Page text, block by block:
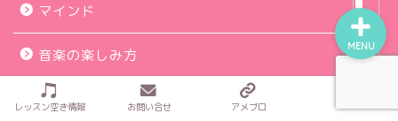
マインド 7
音楽の楽しみ方 9
音楽教室
レッスン空き情報 お問い合せ アメブロ
MENU